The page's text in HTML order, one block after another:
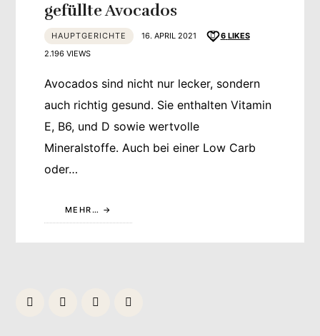
gefüllte Avocados
HAUPTGERICHTE 16. APRIL 2021 6 LIKES
2.196 VIEWS
Avocados sind nicht nur lecker, sondern
auch richtig gesund. Sie enthalten Vitamin
E, B6, und D sowie wertvolle
Mineralstoffe. Auch bei einer Low Carb
oder…
MEHR…